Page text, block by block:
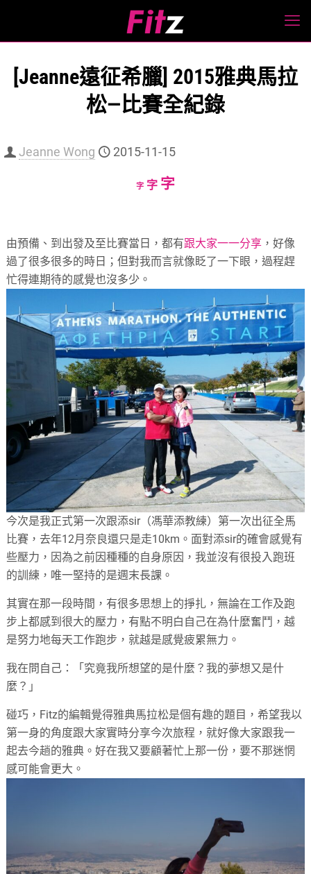
[Jeanne遠征希臘] 2015雅典馬拉
松—比賽全紀錄
Jeanne Wong 2015-11-15
字Decrease
字Reset
字Increase
由預備、到出發及至比賽當日，都有跟大家一一分享 ，好像
過了很多很多的時日；但對我而言就像眨了一下眼，過程趕
忙得連期待的感覺也沒多少。
今次是我正式第一次跟添sir（馮華添教練）第一次出征全馬
比賽，去年12月奈良還只是走10km 。面對添sir的確會感覺有
些壓力，因為之前因種種的自身原因，我並沒有很投入跑班
的訓練，唯一堅持的是週末長課。
其實在那一段時間，有很多思想上的掙扎，無論在工作及跑
步上都感到很大的壓力，有點不明白自己在為什麼奮鬥，越
是努力地每天工作跑步，就越是感覺疲累無力。
我在問自己：「究竟我所想望的是什麼？我的夢想又是什
麼？」
碰巧， Fitz的編輯覺得雅典馬拉松是個有趣的題目，希望我以
第一身的角度跟大家實時分享今次旅程，就好像大家跟我一
起去今趟的雅典。好在我又要顧著忙上那一份，要不那迷惘
感可能會更大。